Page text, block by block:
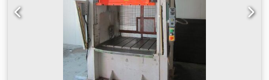
yastığı kuvveti: 200 t Pistonda itici stroku: 200 mm
Dakikadaki strok sayısı: 8 - 14 adet/dakika Dcodpfxeyvz Ste
Aavek Güç ihtiyacı: 350 kW Zeminden yükseklik (yaklaşık):
11350 mm Piston üzerindeki maksimum takım ağırlığı:
40000 kg Toplam takım ağırlığı: 80000 kg Makine ağırlığı
(yaklaşık): 580 t Standart ekipman Öne doğru hareket eden